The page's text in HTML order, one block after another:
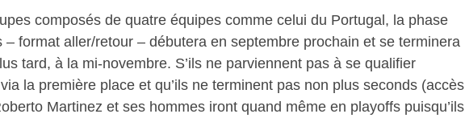
composés de quatre équipes comme celui du Portugal, la phase
– format aller/retour – débutera en septembre prochain et se terminera
tard, à la mi-novembre. S’ils ne parviennent pas à se qualifier
la première place et qu’ils ne terminent pas non plus seconds (accès
Martinez et ses hommes iront quand même en playoffs puisqu’ils